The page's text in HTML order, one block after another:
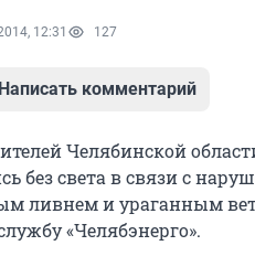
12:31 127
Написать комментарий
Челябинской
без света в связи с
ливнем и ураганным
«Челябэнерго».